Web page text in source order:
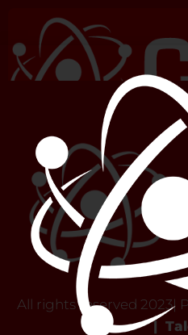
All rights reserved 2023|
|